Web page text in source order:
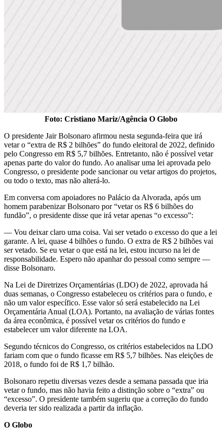
Foto: Cristiano Mariz/Agência O Globo
O presidente Jair Bolsonaro afirmou nesta segunda-feira que irá
vetar o “extra de R$ 2 bilhões” do fundo eleitoral de 2022, definido
pelo Congresso em R$ 5,7 bilhões. Entretanto, não é possível vetar
apenas parte do valor do fundo. Ao analisar uma lei aprovada pelo
Congresso, o presidente pode sancionar ou vetar artigos do projetos,
ou todo o texto, mas não alterá-lo.
Em conversa com apoiadores no Palácio da Alvorada, após um
homem parabenizar Bolsonaro por “vetar os R$ 6 bilhões do
fundão”, o presidente disse que irá vetar apenas “o excesso”:
— Vou deixar claro uma coisa. Vai ser vetado o excesso do que a lei
garante. A lei, quase 4 bilhões o fundo. O extra de R$ 2 bilhões vai
ser vetado. Se eu vetar o que está na lei, estou incurso na lei de
responsabilidade. Espero não apanhar do pessoal como sempre —
disse Bolsonaro.
Na Lei de Diretrizes Orçamentárias (LDO) de 2022, aprovada há
duas semanas, o Congresso estabeleceu os critérios para o fundo, e
não um valor específico. Esse valor só será estabelecido na Lei
Orçamentária Anual (LOA). Portanto, na avaliação de várias fontes
da área econômica, é possível vetar os critérios do fundo e
estabelecer um valor diferente na LOA.
Segundo técnicos do Congresso, os critérios estabelecidos na LDO
fariam com que o fundo ficasse em R$ 5,7 bilhões. Nas eleições de
2018, o fundo foi de R$ 1,7 bilhão.
Bolsonaro repetiu diversas vezes desde a semana passada que iria
vetar o fundo, mas não havia feito a distinção sobre o “extra” ou
“excesso”. O presidente também sugeriu que a correção do fundo
deveria ter sido realizada a partir da inflação.
O Globo